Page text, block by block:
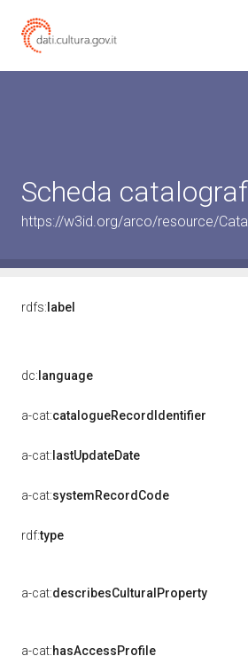
Scheda
https://w3id.org/arco/resource/
rdfs: label
dc: language
a-cat:catalogueRecordIdentifier
a-cat: lastUpdateDate
a-cat:systemRecordCode
rdf:type
a-cat:describesCulturalProperty
a-cat:hasAccessProfile